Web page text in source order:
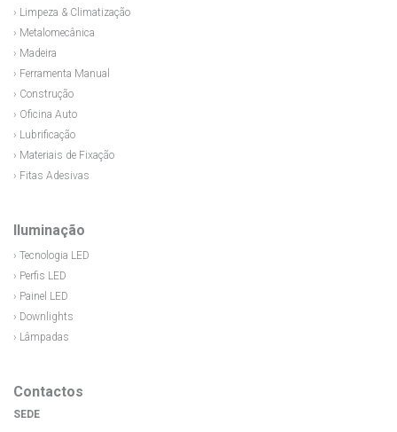
› Limpeza & Climatização
› Metalomecânica
› Madeira
› Ferramenta Manual
› Construção
› Oficina Auto
› Lubrificação
› Materiais de Fixação
› Fitas Adesivas
Iluminação
› Tecnologia LED
› Perfis LED
› Painel LED
› Downlights
› Lâmpadas
Contactos
SEDE